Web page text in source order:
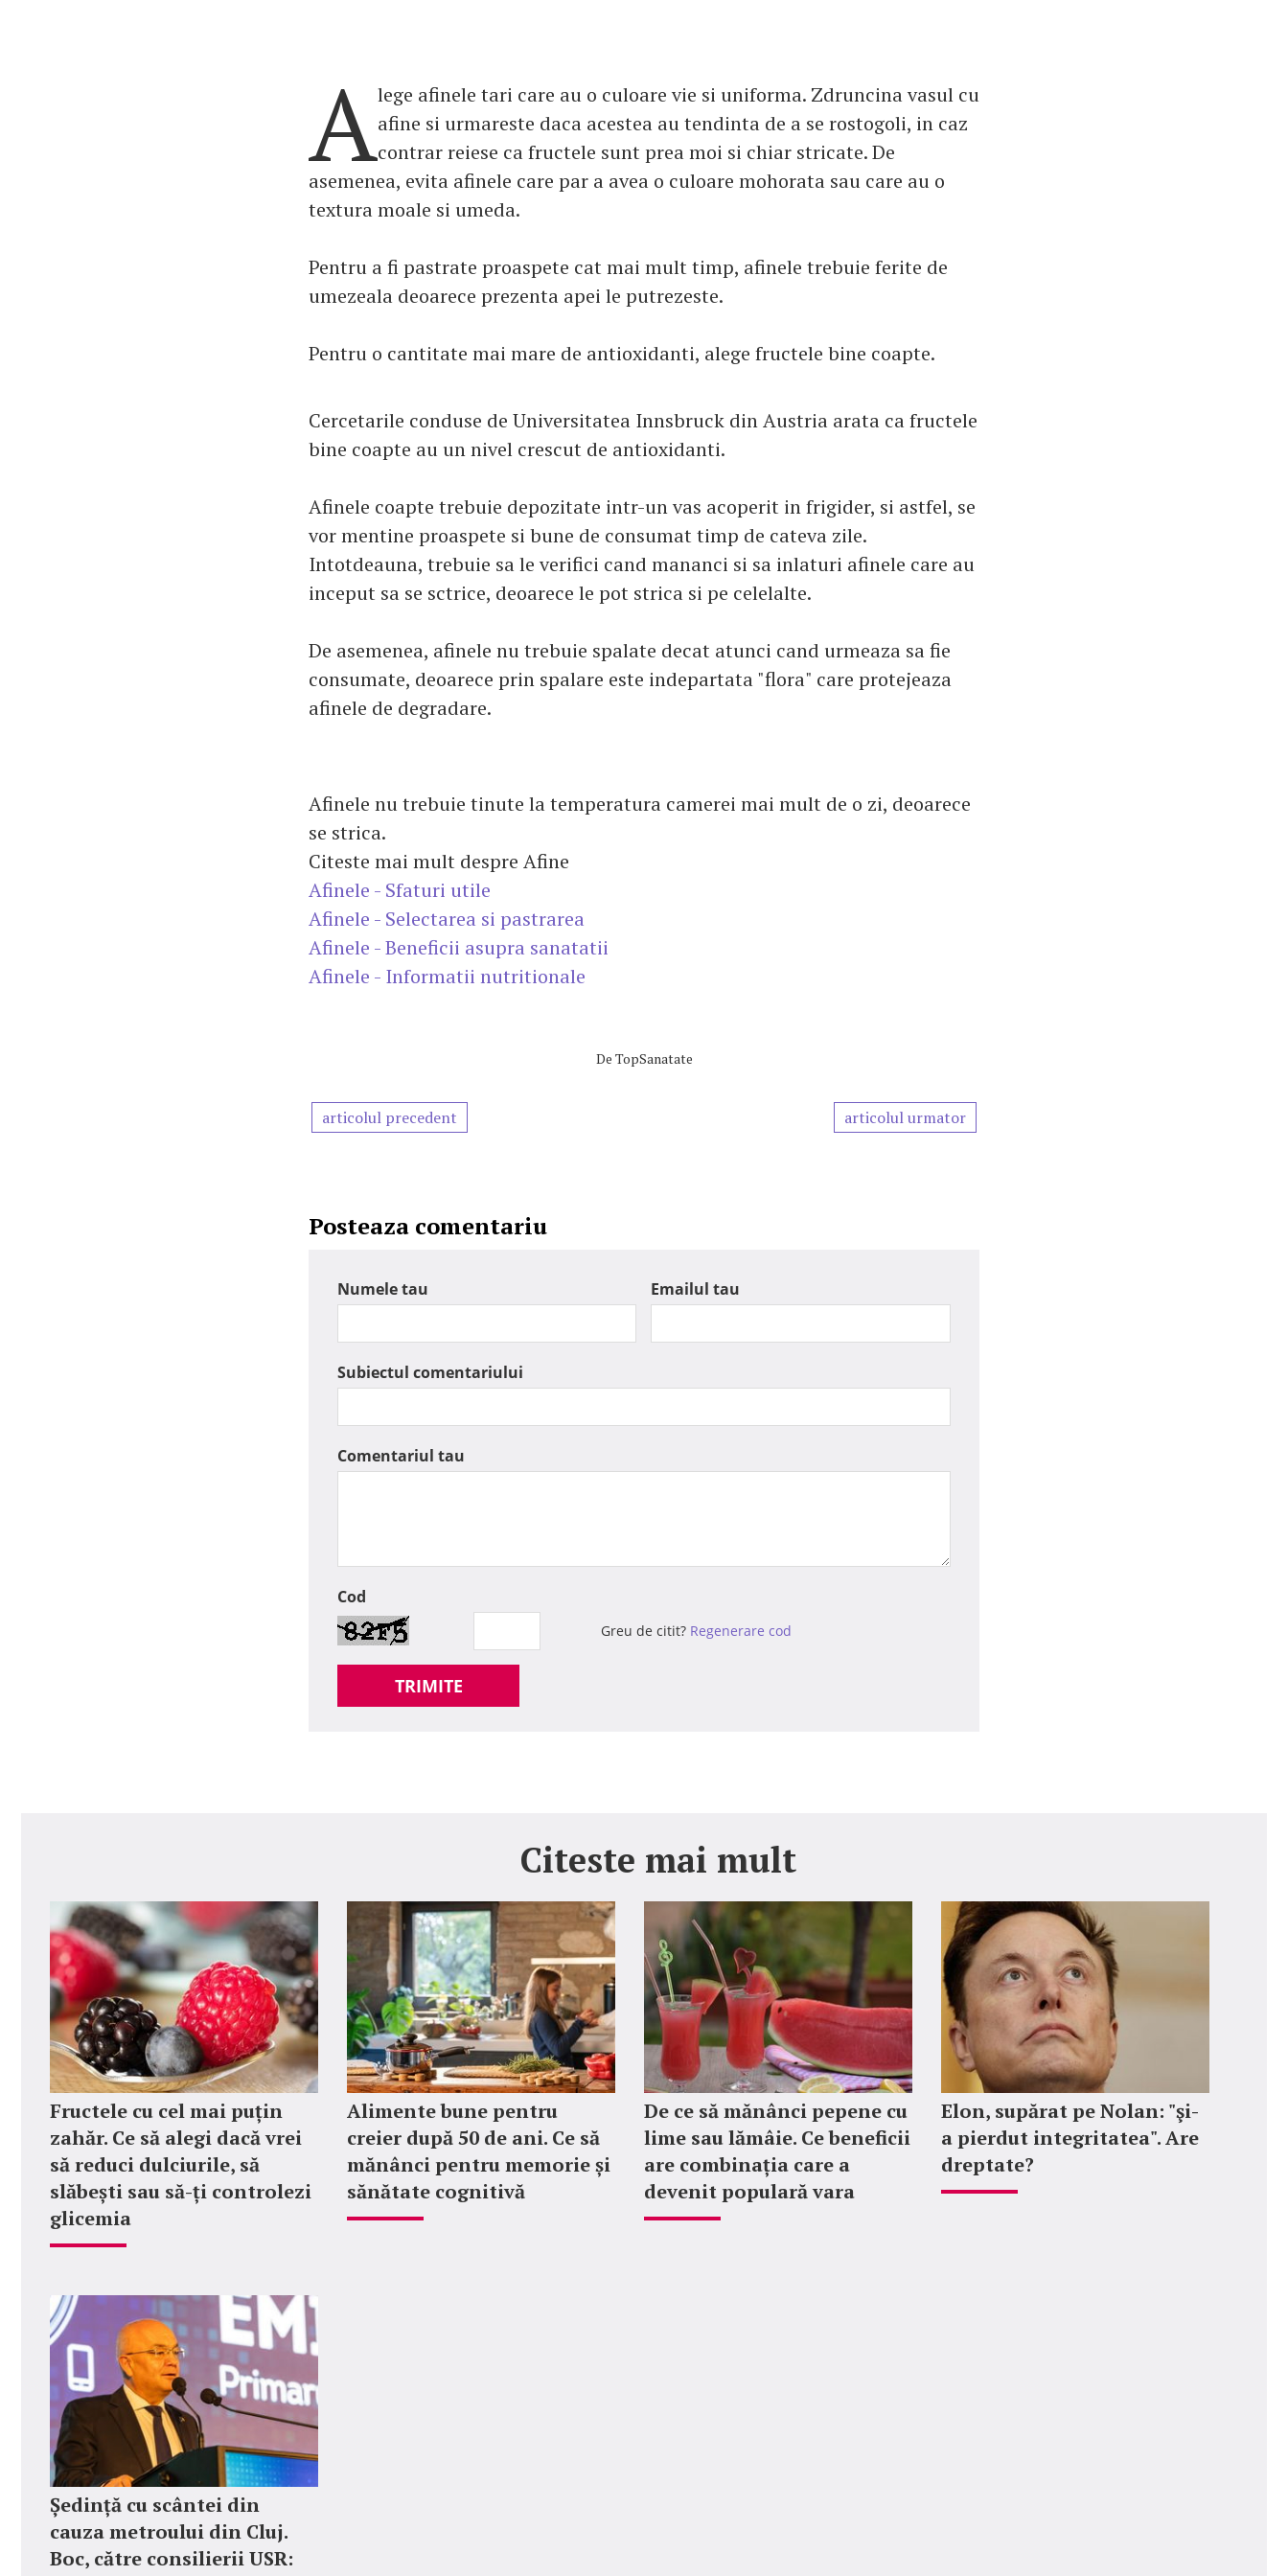
Alege afinele tari care au o culoare vie si uniforma. Zdruncina vasul cu
afine si urmareste daca acestea au tendinta de a se rostogoli, in caz
contrar reiese ca fructele sunt prea moi si chiar stricate. De
asemenea, evita afinele care par a avea o culoare mohorata sau care au o
textura moale si umeda.
Pentru a fi pastrate proaspete cat mai mult timp, afinele trebuie ferite de
umezeala deoarece prezenta apei le putrezeste.
Pentru o cantitate mai mare de antioxidanti, alege fructele bine coapte.
Cercetarile conduse de Universitatea Innsbruck din Austria arata ca fructele
bine coapte au un nivel crescut de antioxidanti.
Afinele coapte trebuie depozitate intr-un vas acoperit in frigider, si astfel, se
vor mentine proaspete si bune de consumat timp de cateva zile.
Intotdeauna, trebuie sa le verifici cand mananci si sa inlaturi afinele care au
inceput sa se sctrice, deoarece le pot strica si pe celelalte.
De asemenea, afinele nu trebuie spalate decat atunci cand urmeaza sa fie
consumate, deoarece prin spalare este indepartata "flora" care protejeaza
afinele de degradare.
Afinele nu trebuie tinute la temperatura camerei mai mult de o zi, deoarece
se strica.
Citeste mai mult despre Afine
Afinele - Sfaturi utile
Afinele - Selectarea si pastrarea
Afinele - Beneficii asupra sanatatii
Afinele - Informatii nutritionale
De TopSanatate
articolul precedent articolul urmator
Posteaza comentariu
Numele tau Emailul tau
Subiectul comentariului
Comentariul tau
Cod
Greu de citit? Regenerare cod
TRIMITE
Citeste mai mult
Fructele cu cel mai puțin
zahăr. Ce să alegi dacă vrei
să reduci dulciurile, să
slăbești sau să-ți controlezi
glicemia
Alimente bune pentru
creier după 50 de ani. Ce să
mănânci pentru memorie și
sănătate cognitivă
De ce să mănânci pepene cu
lime sau lămâie. Ce beneficii
are combinația care a
devenit populară vara
Elon, supărat pe Nolan: "şi-
a pierdut integritatea". Are
dreptate?
Ședință cu scântei din
cauza metroului din Cluj.
Boc, către consilierii USR: